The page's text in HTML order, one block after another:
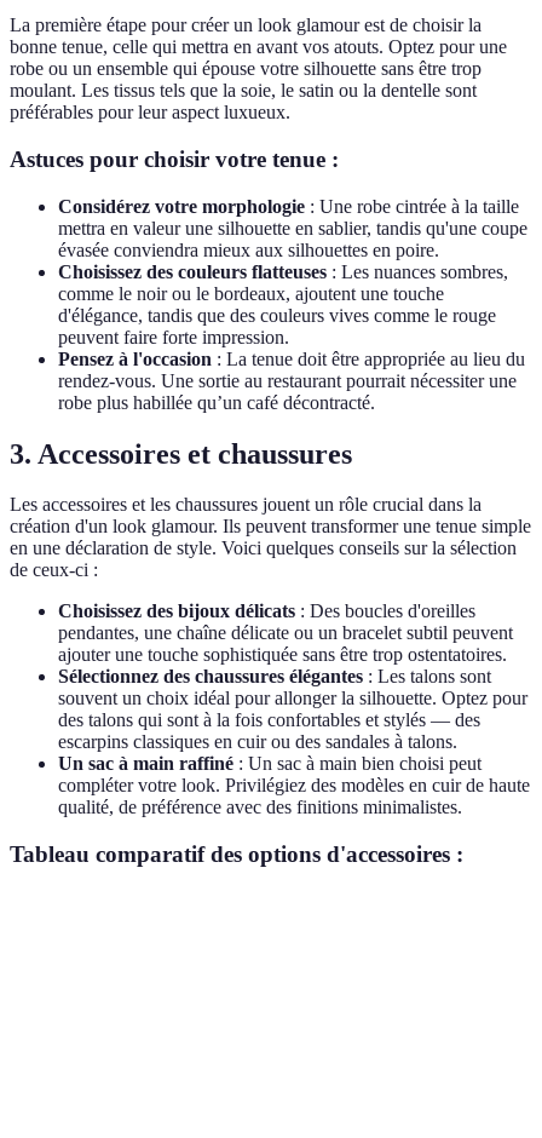
La première étape pour créer un look glamour est de choisir la
bonne tenue, celle qui mettra en avant vos atouts. Optez pour une
robe ou un ensemble qui épouse votre silhouette sans être trop
moulant. Les tissus tels que la soie, le satin ou la dentelle sont
préférables pour leur aspect luxueux.
Astuces pour choisir votre tenue :
Considérez votre morphologie : Une robe cintrée à la taille
mettra en valeur une silhouette en sablier, tandis qu'une coupe
évasée conviendra mieux aux silhouettes en poire.
Choisissez des couleurs flatteuses : Les nuances sombres,
comme le noir ou le bordeaux, ajoutent une touche
d'élégance, tandis que des couleurs vives comme le rouge
peuvent faire forte impression.
Pensez à l'occasion : La tenue doit être appropriée au lieu du
rendez-vous. Une sortie au restaurant pourrait nécessiter une
robe plus habillée qu’un café décontracté.
3. Accessoires et chaussures
Les accessoires et les chaussures jouent un rôle crucial dans la
création d'un look glamour. Ils peuvent transformer une tenue simple
en une déclaration de style. Voici quelques conseils sur la sélection
de ceux-ci :
Choisissez des bijoux délicats : Des boucles d'oreilles
pendantes, une chaîne délicate ou un bracelet subtil peuvent
ajouter une touche sophistiquée sans être trop ostentatoires.
Sélectionnez des chaussures élégantes : Les talons sont
souvent un choix idéal pour allonger la silhouette. Optez pour
des talons qui sont à la fois confortables et stylés — des
escarpins classiques en cuir ou des sandales à talons.
Un sac à main raffiné : Un sac à main bien choisi peut
compléter votre look. Privilégiez des modèles en cuir de haute
qualité, de préférence avec des finitions minimalistes.
Tableau comparatif des options d'accessoires :